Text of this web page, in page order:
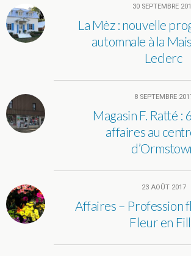
30 SEPTEMBRE
La Mèz : nouvelle
automnale à la
Leclerc
8 SEPTEMBRE
Magasin F. Ratté :
affaires au
23 AOÛT 2017
Affaires – Profession
Fleur en